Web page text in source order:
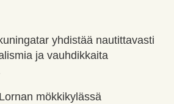
yhdistää nautittavasti
ja vauhdikkaita
mökkikylässä